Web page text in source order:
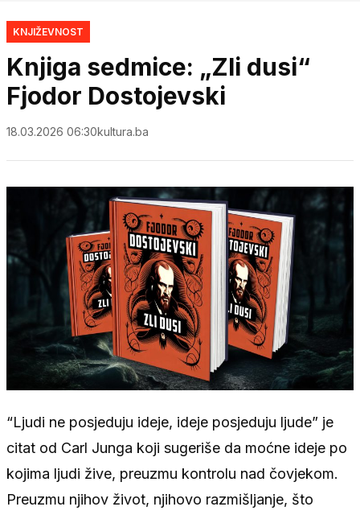
KNJIŽEVNOST
Knjiga sedmice: „Zli dusi“
Fjodor Dostojevski
18.03.2026 06:30kultura.ba
“Ljudi ne posjeduju ideje, ideje posjeduju ljude” je
citat od Carl Junga koji sugeriše da moćne ideje po
kojima ljudi žive, preuzmu kontrolu nad čovjekom.
Preuzmu njihov život, njihovo razmišljanje, što